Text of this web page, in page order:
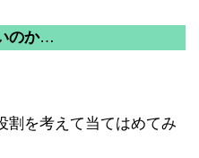
のか…
割を考えて当てはめてみ